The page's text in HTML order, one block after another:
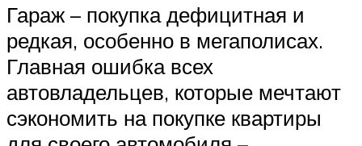
Гараж – покупка дефицитная и
редкая, особенно в мегаполисах.
Главная ошибка всех
автовладельцев, которые мечтают
сэкономить на покупке квартиры